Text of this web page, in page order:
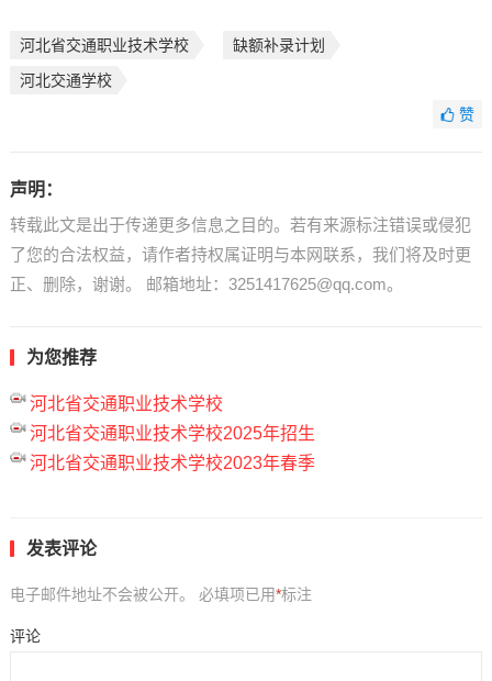
河北省交通职业技术学校
缺额补录计划
河北交通学校
赞
声明：
转载此文是出于传递更多信息之目的。若有来源标注错误或侵犯
了您的合法权益，请作者持权属证明与本网联系，我们将及时更
正、删除，谢谢。 邮箱地址：3251417625@qq.com。
为您推荐
河北省交通职业技术学校
河北省交通职业技术学校2025年招生
河北省交通职业技术学校2023年春季
发表评论
电子邮件地址不会被公开。 必填项已用*标注
评论